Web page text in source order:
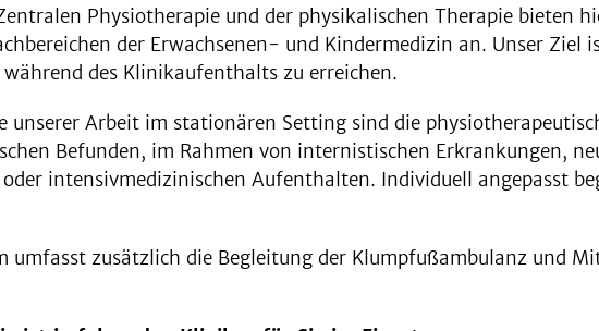
Physiotherapie und der physikalischen Therapie bieten
der Erwachsenen- und Kindermedizin an. Unser Ziel
des Klinikaufenthalts zu erreichen.
unserer Arbeit im stationären Setting sind die
Befunden, im Rahmen von internistischen Erkrankungen,
intensivmedizinischen Aufenthalten. Individuell angepasst
umfasst zusätzlich die Begleitung der Klumpfußambulanz und